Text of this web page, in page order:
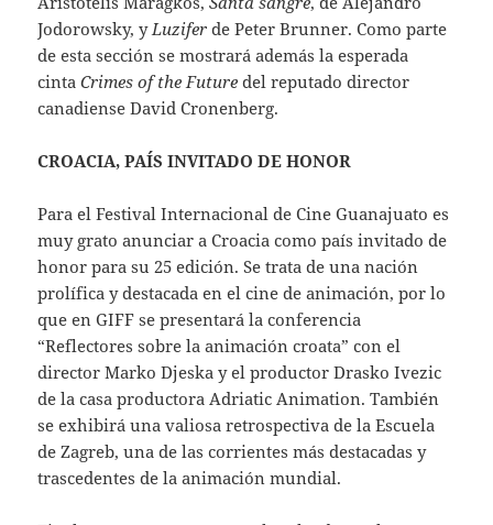
Jodorowsky, y Luzifer de Peter Brunner. Como parte
de esta sección se mostrará además la esperada
cintaCrimes of the Future del reputado director
canadiense David Cronenberg.
CROACIA, PAÍS INVITADO DE HONOR
Para el Festival Internacional de Cine Guanajuato es
muy grato anunciar a Croacia como país invitado de
honor para su 25 edición. Se trata de una nación
prolífica y destacada en el cine de animación, por lo
que en GIFF se presentará la conferencia
“Reflectores sobre la animación croata” con el
director Marko Djeska y el productor Drasko Ivezic
de la casa productora Adriatic Animation. También
se exhibirá una valiosa retrospectiva de la Escuela
de Zagreb, una de las corrientes más destacadas y
trascedentes de la animación mundial.